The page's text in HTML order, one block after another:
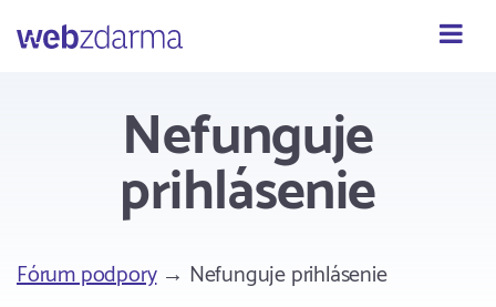
Webzdarma
Nefunguje
prihlásenie
Fórum podpory→ Nefunguje prihlásenie